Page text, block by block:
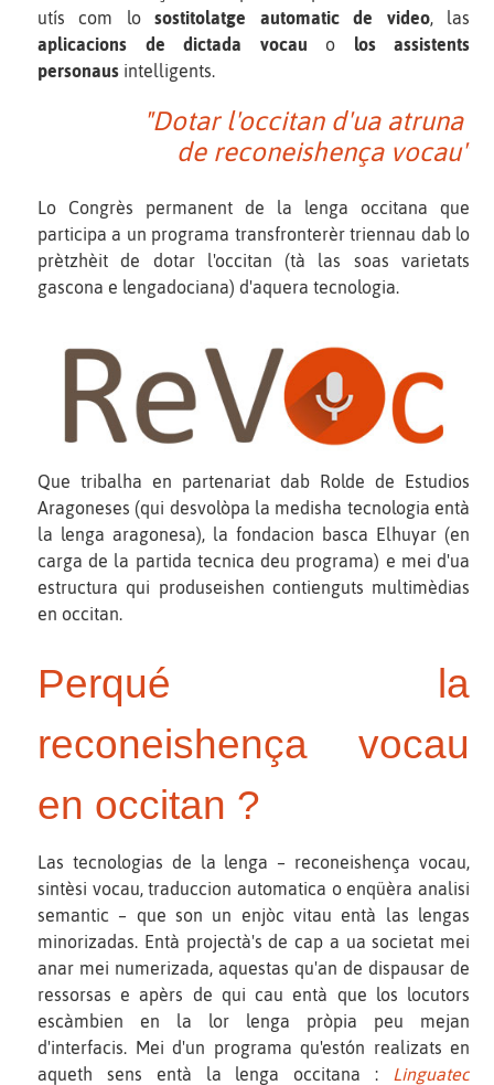
utís com losostitolatge automatic de video, las
aplicacions de dictada vocau o los assistents
personaus intelligents.
"Dotar l'occitan d'ua atruna
de reconeishença vocau"
Lo Congrès permanent de la lenga occitana que
participa a un programa transfronterèr triennau dab lo
prètzhèit de dotar l'occitan (tà las soas varietats
gascona e lengadociana) d'aquera tecnologia.
Que tribalha en partenariat dab Rolde de Estudios
Aragoneses (qui desvolòpa la medisha tecnologia entà
la lenga aragonesa), la fondacion basca Elhuyar (en
carga de la partida tecnica deu programa) e mei d'ua
estructura qui produseishen contienguts multimèdias
en occitan.
Perqué la
reconeishença vocau
en occitan ?
Las tecnologias de la lenga – reconeishença vocau,
sintèsi vocau, traduccion automatica o enqüèra analisi
semantic – que son un enjòc vitau entà las lengas
minorizadas. Entà projectà's de cap a ua societat mei
anar mei numerizada, aquestas qu'an de dispausar de
ressorsas e apèrs de qui cau entà que los locutors
escàmbien en la lor lenga pròpia peu mejan
d'interfacis. Mei d'un programa qu'estón realizats en
aqueth sens entà la lenga occitana :
Linguatec